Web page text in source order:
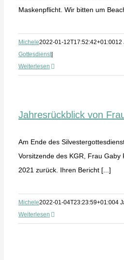
Maskenpflicht. Wir bitten um
Michele2022-01-12T17:52:42+01:0012
Gottesdienst|
Weiterlesen
Jahresrückblick von
Am Ende des
Vorsitzende des KGR, Frau Gaby
2021 zurück. Ihren Bericht [...]
Michele2022-01-04T23:23:59+01:004
Weiterlesen